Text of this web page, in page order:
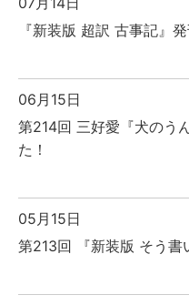
『新装版 超訳 古事記』
06月15日
第214回 三好愛『犬のう
た！
05月15日
第213回 『新装版 そう書